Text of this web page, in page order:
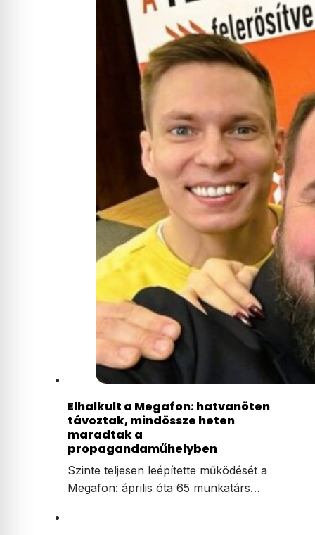
Elhalkult a Megafon: hatvanöten
távoztak, mindössze heten
maradtak a
propagandaműhelyben
Szinte teljesen leépítette működését a
Megafon: április óta 65 munkatárs…